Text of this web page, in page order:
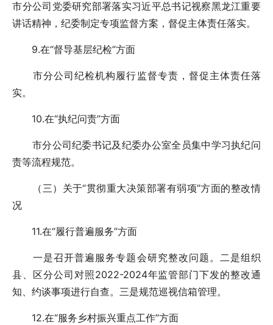
市分公司党委研究部署落实习近平总书记视察黑龙江重要
讲话精神，纪委制定专项监督方案，督促主体责任落实。
9.在“督导基层纪检”方面
市分公司纪检机构履行监督专责，督促主体责任落
实。
10.在“执纪问责”方面
市分公司纪委书记及纪委办公室全员集中学习执纪问
责等流程规范。
（三）关于“贯彻重大决策部署有弱项”方面的整改情
况
11.在“履行普遍服务”方面
一是召开普遍服务专题会研究整改问题。二是组织
县、区分公司对照2022-2024年监管部门下发的整改通
知、约谈事项进行自查。三是规范巡视信箱管理。
12.在“服务乡村振兴重点工作”方面